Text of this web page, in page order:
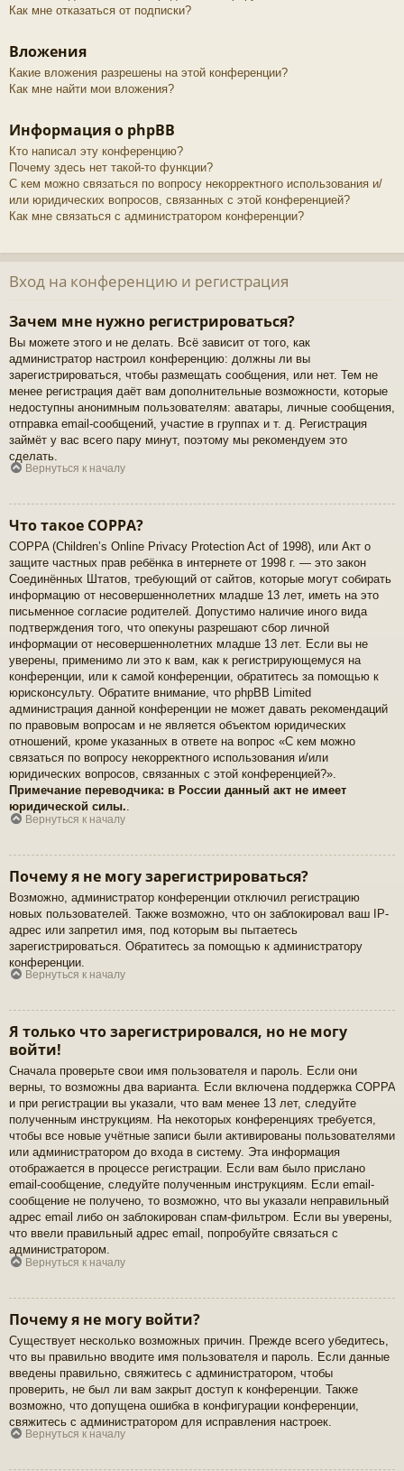
Как мне отказаться от подписки?
Вложения
Какие вложения разрешены на этой конференции?
Как мне найти мои вложения?
Информация о phpBB
Кто написал эту конференцию?
Почему здесь нет такой-то функции?
С кем можно связаться по вопросу некорректного использования и/
или юридических вопросов, связанных с этой конференцией?
Как мне связаться с администратором конференции?
Вход на конференцию и регистрация
Зачем мне нужно регистрироваться?
Вы можете этого и не делать. Всё зависит от того, как
администратор настроил конференцию: должны ли вы
зарегистрироваться, чтобы размещать сообщения, или нет. Тем не
менее регистрация даёт вам дополнительные возможности, которые
недоступны анонимным пользователям: аватары, личные сообщения,
отправка email-сообщений, участие в группах и т. д. Регистрация
займёт у вас всего пару минут, поэтому мы рекомендуем это
сделать.
Вернуться к началу
Что такое COPPA?
COPPA (Children’s Online Privacy Protection Act of 1998), или Акт о
защите частных прав ребёнка в интернете от 1998 г. — это закон
Соединённых Штатов, требующий от сайтов, которые могут собирать
информацию от несовершеннолетних младше 13 лет, иметь на это
письменное согласие родителей. Допустимо наличие иного вида
подтверждения того, что опекуны разрешают сбор личной
информации от несовершеннолетних младше 13 лет. Если вы не
уверены, применимо ли это к вам, как к регистрирующемуся на
конференции, или к самой конференции, обратитесь за помощью к
юрисконсульту. Обратите внимание, что phpBB Limited
администрация данной конференции не может давать рекомендаций
по правовым вопросам и не является объектом юридических
отношений, кроме указанных в ответе на вопрос «С кем можно
связаться по вопросу некорректного использования и/или
юридических вопросов, связанных с этой конференцией?».
Примечание переводчика: в России данный акт не имеет
юридической силы..
Вернуться к началу
Почему я не могу зарегистрироваться?
Возможно, администратор конференции отключил регистрацию
новых пользователей. Также возможно, что он заблокировал ваш IP-
адрес или запретил имя, под которым вы пытаетесь
зарегистрироваться. Обратитесь за помощью к администратору
конференции.
Вернуться к началу
Я только что зарегистрировался, но не могу
войти!
Сначала проверьте свои имя пользователя и пароль. Если они
верны, то возможны два варианта. Если включена поддержка COPPA
и при регистрации вы указали, что вам менее 13 лет, следуйте
полученным инструкциям. На некоторых конференциях требуется,
чтобы все новые учётные записи были активированы пользователями
или администратором до входа в систему. Эта информация
отображается в процессе регистрации. Если вам было прислано
email-сообщение, следуйте полученным инструкциям. Если email-
сообщение не получено, то возможно, что вы указали неправильный
адрес email либо он заблокирован спам-фильтром. Если вы уверены,
что ввели правильный адрес email, попробуйте связаться с
администратором.
Вернуться к началу
Почему я не могу войти?
Существует несколько возможных причин. Прежде всего убедитесь,
что вы правильно вводите имя пользователя и пароль. Если данные
введены правильно, свяжитесь с администратором, чтобы
проверить, не был ли вам закрыт доступ к конференции. Также
возможно, что допущена ошибка в конфигурации конференции,
свяжитесь с администратором для исправления настроек.
Вернуться к началу